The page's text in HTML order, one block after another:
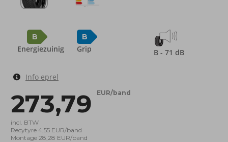
B
Energiezuinig
B
Grip B - 71 dB
Info eprel
273,79 EUR/band
incl. BTW
Recytyre 4,55 EUR/band
Montage 28,28 EUR/band